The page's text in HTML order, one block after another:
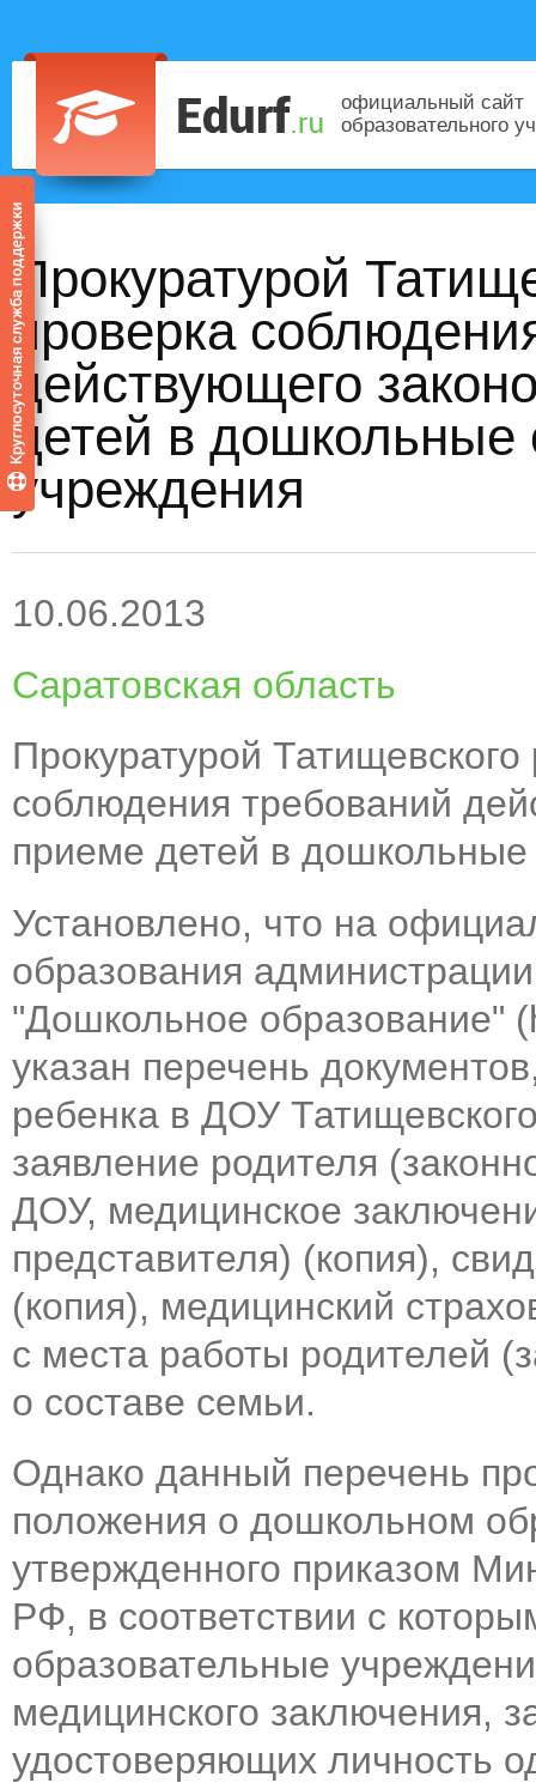
официальный сайт
образовательного
Прокуратурой
проверка
действующего
детей в дошкольные
учреждения
10.06.2013
Саратовская область
Прокуратурой
соблюдения требований
приеме детей в
Установлено, что на
образования
"Дошкольное образование"
указан перечень
ребенка в ДОУ
заявление родителя
ДОУ, медицинское
представителя) (копия),
(копия), медицинский
с места работы родителей
о составе семьи.
Однако данный перечень
положения о дошкольном
утвержденного приказом
РФ, в соответствии с
образовательные
медицинского заключения,
удостоверяющих личность